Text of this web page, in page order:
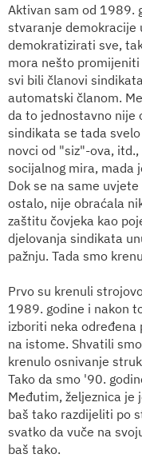
Aktivan sam od 1989.
stvaranje demokracije
demokratizirati sve,
mora nešto
svi bili članovi
automatski članom.
da to jednostavno nije
sindikata se tada
novci od "siz"-ova,
socijalnog mira, mada
Dok se na same
ostalo, nije obraćala
zaštitu čovjeka kao
djelovanja sindikata
pažnju. Tada smo
Prvo su krenuli
1989. godine i nakon
izboriti neka određena
na istome. Shvatili
krenulo osnivanje
Tako da smo '90.
Međutim, željeznica je
baš tako razdijeliti po
svatko da vuče na
baš tako.